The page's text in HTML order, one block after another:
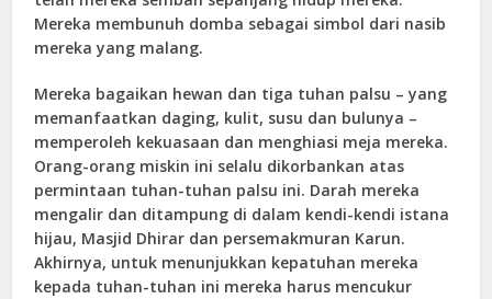
Mereka membunuh domba sebagai simbol dari nasib
mereka yang malang.
Mereka bagaikan hewan dan tiga tuhan palsu – yang
memanfaatkan daging, kulit, susu dan bulunya –
memperoleh kekuasaan dan menghiasi meja mereka.
Orang-orang miskin ini selalu dikorbankan atas
permintaan tuhan-tuhan palsu ini. Darah mereka
mengalir dan ditampung di dalam kendi-kendi istana
hijau, Masjid Dhirar dan persemakmuran Karun.
Akhirnya, untuk menunjukkan kepatuhan mereka
kepada tuhan-tuhan ini mereka harus mencukur